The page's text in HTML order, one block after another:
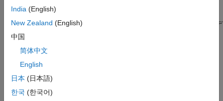
カスタムのボードとリファレンス設計用に同時にバイナリ デ
イルを指定する場合は、デバイス ツリーをソース ファイル
として指定します。
バージョン履歴
India (English)
New Zealand (English)
中国
简体中文
English
日本 (日本語)
한국 (한국어)